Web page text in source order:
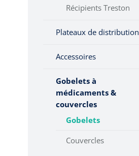
Instruments
Récipients Treston
Plateaux de distribution
Accessoires
Gobelets à
médicaments &
couvercles
Gobelets
Couvercles